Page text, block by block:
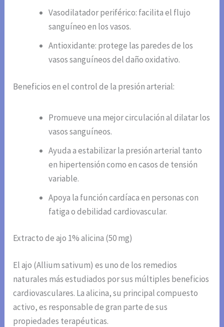
Vasodilatador periférico: facilita el flujo
sanguíneo en los vasos.
Antioxidante: protege las paredes de los
vasos sanguíneos del daño oxidativo.
Beneficios en el control de la presión arterial:
Promueve una mejor circulación al dilatar los
vasos sanguíneos.
Ayuda a estabilizar la presión arterial tanto
en hipertensión como en casos de tensión
variable.
Apoya la función cardíaca en personas con
fatiga o debilidad cardiovascular.
Extracto de ajo 1% alicina (50 mg)
El ajo (Allium sativum) es uno de los remedios
naturales más estudiados por sus múltiples beneficios
cardiovasculares. La alicina, su principal compuesto
activo, es responsable de gran parte de sus
propiedades terapéuticas.